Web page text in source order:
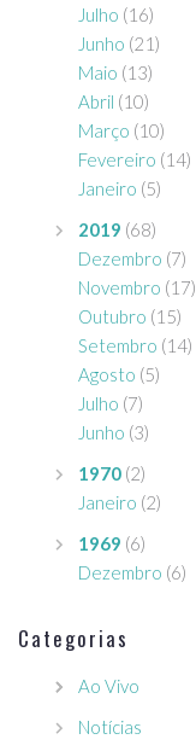
Julho (16)
Junho (21)
Maio (13)
Abril (10)
Março (10)
Fevereiro (14)
Janeiro (5)
2019 (68)
Dezembro (7)
Novembro (17)
Outubro (15)
Setembro (14)
Agosto (5)
Julho (7)
Junho (3)
1970 (2)
Janeiro (2)
1969 (6)
Dezembro (6)
Categorias
Ao Vivo
Notícias